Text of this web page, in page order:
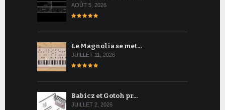
AOÛT 5, 2026
Le Magnolia se met…
JUILLET 11, 2026
Babicz et Gotoh pr…
JUILLET 2, 2026